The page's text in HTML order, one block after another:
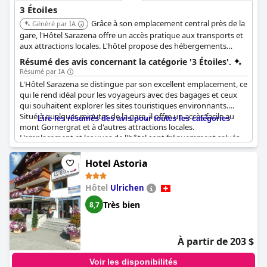
3 Étoiles
Généré par IA
Grâce à son emplacement central près de la
gare, l'Hôtel Sarazena offre un accès pratique aux transports et
aux attractions locales. L'hôtel propose des hébergements
confortables et des équipements essentiels pour un séjour
agréable.
Résumé des avis concernant la catégorie '3 Étoiles'.
Résumé par IA
L'Hôtel Sarazena se distingue par son excellent emplacement, ce
qui le rend idéal pour les voyageurs avec des bagages et ceux
qui souhaitent explorer les sites touristiques environnants.
Situé à quelques minutes de la gare, il offre un accès facile au
mont Gornergrat et à d'autres attractions locales.
L'emplacement et les vues de l'hôtel sont fréquemment salués
comme exceptionnels, beaucoup soulignant sa proximité
comme un avantage majeur. Les clients apprécient le personnel
accueillant et amical, ce qui contribue à l'atmosphère
chaleureuse et invitante de l'hôtel.
Les installations de l'hôtel, y compris de jolis balcons,
contribuent à l'expérience globale positive. Il est décrit comme
un établissement bon, calme et propre, correspondant bien,
voire dépassant les attentes typiques pour un hôtel 3 étoiles,
certains clients estimant qu'il mérite une note plus élevée. Le
service personnalisé et le personnel serviable renforcent
Lire les résumés des avis pour toutes les catégories
Hotel Astoria
Hôtel Ulrichen
8,7 Très bien
À partir de 203 $
Voir les disponibilités